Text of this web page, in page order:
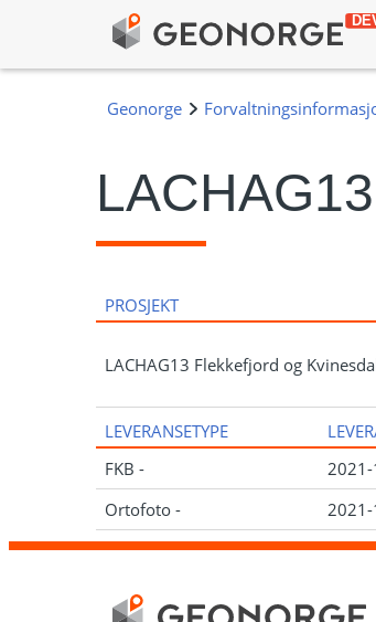
PROSJEKT
LACHAG13 Flekkefjord og
LEVERANSETYPE
FKB -
Ortofoto -